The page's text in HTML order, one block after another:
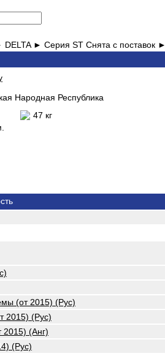
DELTA ► Серия ST Снята с поставок ►
Народная Республика
47 кг
(от 2015) (Рус)
2015) (Рус)
2015) (Анг)
(Рус)